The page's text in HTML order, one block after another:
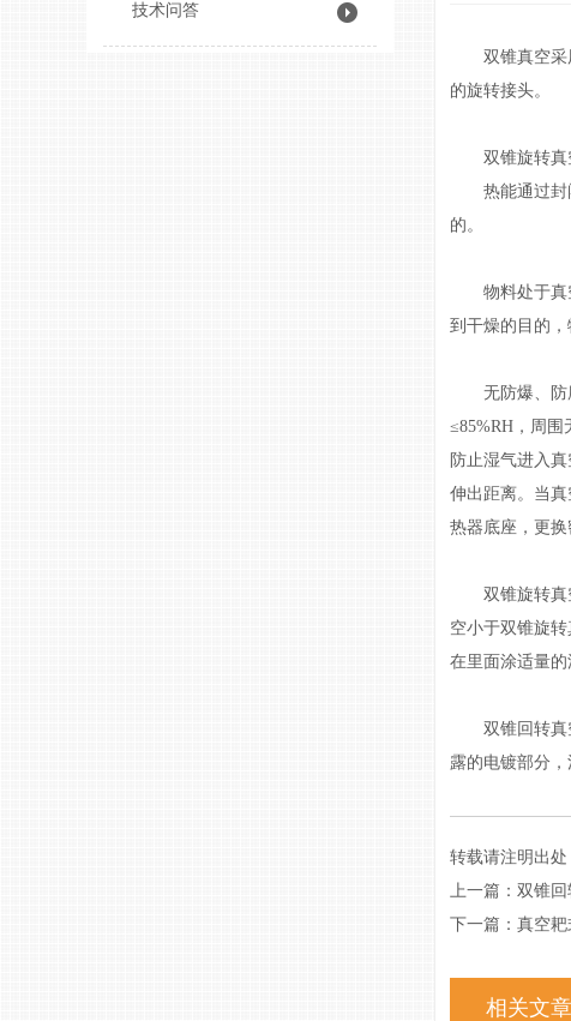
技术问答
双锥真空采用
的旋转接头。
双锥旋转真
热能通过封闭
的。
物料处于真空
到干燥的目的，
无防爆、防腐
≤85%RH，周
防止湿气进入
伸出距离。当
热器底座，更换
双锥旋转真空
空小于双锥旋
在里面涂适量的
双锥回转真空
露的电镀部分
转载请注明出处
上一篇： 双锥
下一篇： 真空耙
相关文章